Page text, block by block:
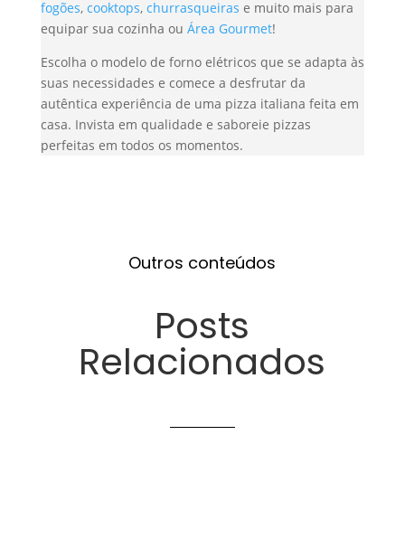
fogões, cooktops, churrasqueiras e muito mais para
equipar sua cozinha ou Área Gourmet!
Escolha o modelo de forno elétricos que se adapta às
suas necessidades e comece a desfrutar da
autêntica experiência de uma pizza italiana feita em
casa. Invista em qualidade e saboreie pizzas
perfeitas em todos os momentos.
Outros conteúdos
Posts
Relacionados